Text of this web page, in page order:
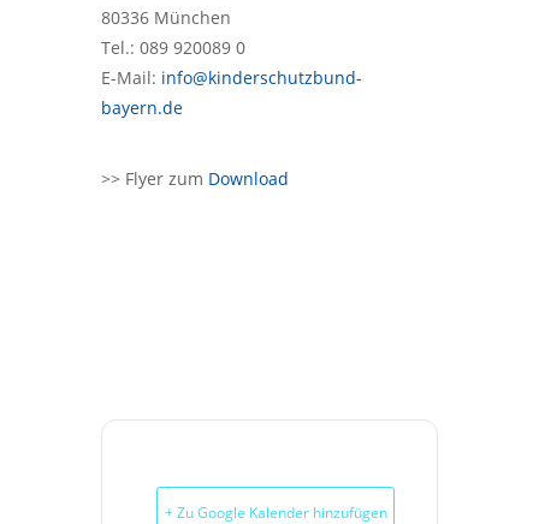
80336 München
Tel.: 089 920089 0
E-Mail: info@kinderschutzbund-
bayern.de
>> Flyer zum Download
+ Zu Google Kalender hinzufügen